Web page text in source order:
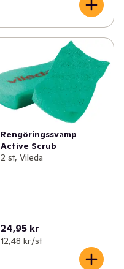
Rengöringssvamp
Active Scrub
2 st, Vileda
24,95 kr
12,48 kr /st